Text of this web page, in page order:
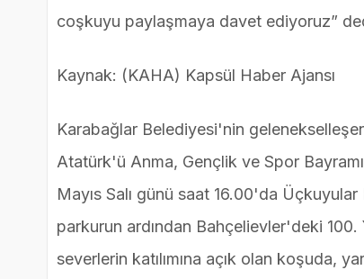
coşkuyu paylaşmaya davet ediyoruz”
Kaynak: (KAHA) Kapsül Haber Ajansı
Karabağlar Belediyesi'nin
Atatürk'ü Anma, Gençlik ve Spor
Mayıs Salı günü saat 16.00'da
parkurun ardından Bahçelievler'deki
severlerin katılımına açık olan koşuda,